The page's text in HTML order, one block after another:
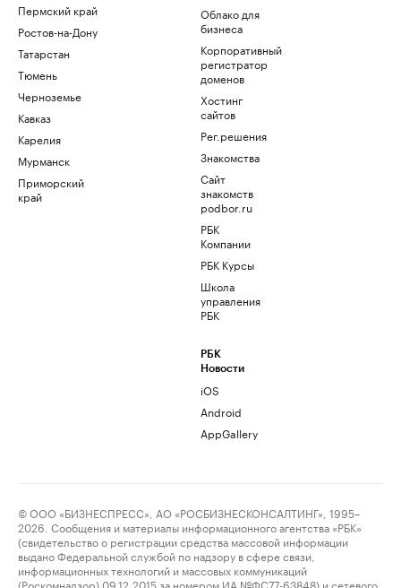
Пермский край
Ростов-на-Дону
Татарстан
Тюмень
Черноземье
Кавказ
Карелия
Мурманск
Приморский
край
Облако для
бизнеса
Корпоративный
регистратор
доменов
Хостинг
сайтов
Рег.решения
Знакомства
Сайт
знакомств
podbor.ru
РБК
Компании
РБК Курсы
Школа
управления
РБК
РБК
Новости
iOS
Android
AppGallery
© ООО «БИЗНЕСПРЕСС», АО «РОСБИЗНЕСКОНСАЛТИНГ», 1995–
2026. Сообщения и материалы информационного агентства «РБК»
(свидетельство о регистрации средства массовой информации
выдано Федеральной службой по надзору в сфере связи,
информационных технологий и массовых коммуникаций
(Роскомнадзор) 09.12.2015 за номером ИА №ФС77-63848) и сетевого